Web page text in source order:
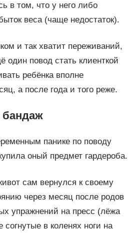
в том, что у него либо
веса (чаще недостаток).
и так хватит переживаний,
один повод стать клиенткой
ребёнка вполне
а после года и того реже.
панике по поводу
оный предмет гардероба.
сам вернулся к своему
через месяц после родов
упражнений на пресс (лёжа
согнутые в коленях ноги на